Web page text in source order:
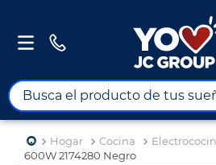
Busca el producto de tus
Hogar Cocina
600W 2174280 Negro
TÉRMINOS MÁS
1.
combos